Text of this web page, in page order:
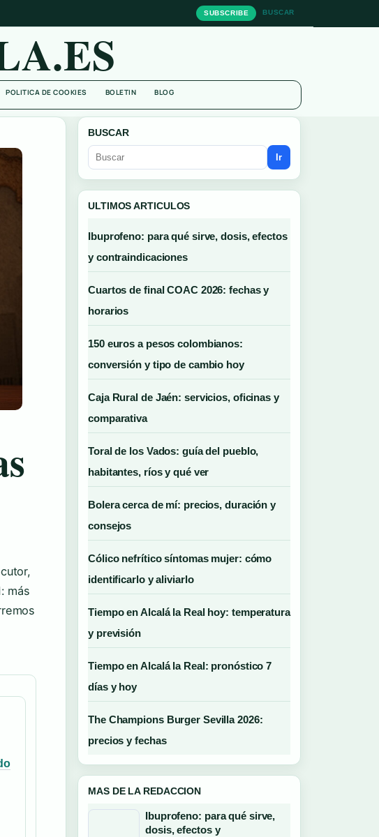
SUBSCRIBE BUSCAR
POLITICA DE COOKIES BOLETIN BLOG
más
BUSCAR
Ir
ULTIMOS ARTICULOS
Ibuprofeno: para qué sirve, dosis, efectos
y contraindicaciones
Cuartos de final COAC 2026: fechas y
horarios
150 euros a pesos colombianos:
conversión y tipo de cambio hoy
Caja Rural de Jaén: servicios, oficinas y
comparativa
Toral de los Vados: guía del pueblo,
habitantes, ríos y qué ver
Bolera cerca de mí: precios, duración y
consejos
Cólico nefrítico síntomas mujer: cómo
identificarlo y aliviarlo
Tiempo en Alcalá la Real hoy: temperatura
y previsión
Tiempo en Alcalá la Real: pronóstico 7
días y hoy
The Champions Burger Sevilla 2026:
precios y fechas
MAS DE LA REDACCION
Ibuprofeno: para qué sirve,
dosis, efectos y